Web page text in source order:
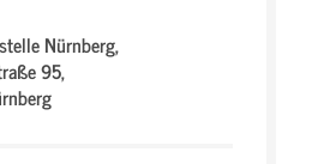
Nürnberg,
95,